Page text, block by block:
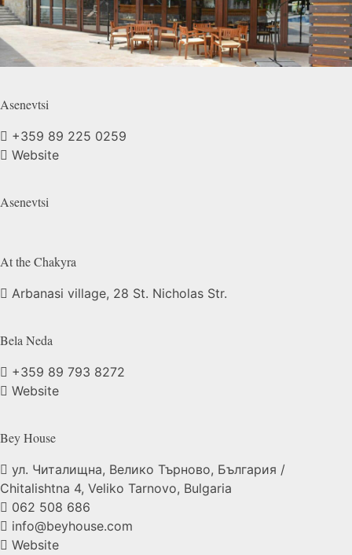
Asenevtsi
+359 89 225 0259
Website
Asenevtsi
At theChakyra
Arbanasi village, 28 St. Nicholas Str.
BelaNeda
+359 89 793 8272
Website
BeyHouse
ул. Читалищна, Велико Търново, България /
Chitalishtna 4, Veliko Tarnovo, Bulgaria
062 508 686
info@beyhouse.com
Website